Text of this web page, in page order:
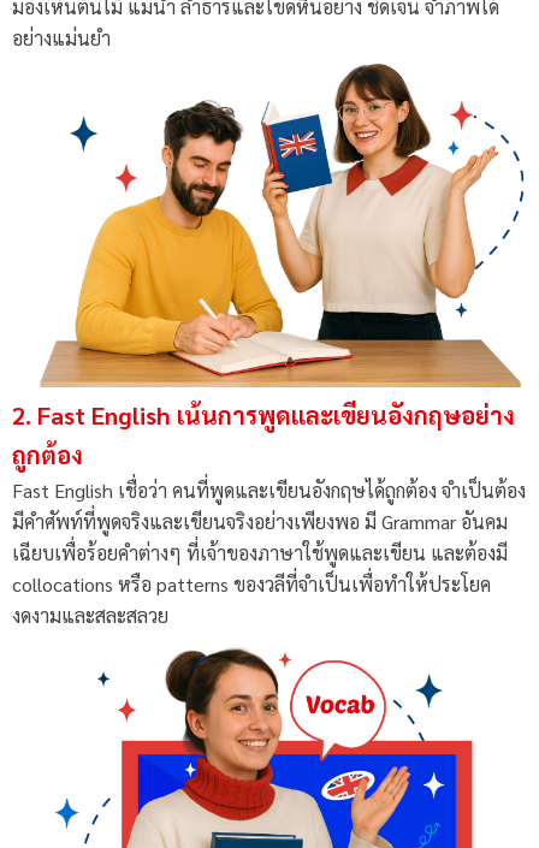
มองเห็นต้นไม้ แม่น้ำ ลำธารและโขดหินอย่าง ชัดเจน จำภาพได้
อย่างแม่นยำ
2. Fast English เน้นการพูดและเขียนอังกฤษอย่าง
ถูกต้อง
Fast English เชื่อว่า คนที่พูดและเขียนอังกฤษได้ถูกต้อง จำเป็นต้อง
มีคำศัพท์ที่พูดจริงและเขียนจริงอย่างเพียงพอ มี Grammar อันคม
เฉียบเพื่อร้อยคำต่างๆ ที่เจ้าของภาษาใช้พูดและเขียน และต้องมี
collocations หรือ patterns ของวลีที่จำเป็นเพื่อทำให้ประโยค
งดงามและสละสลวย